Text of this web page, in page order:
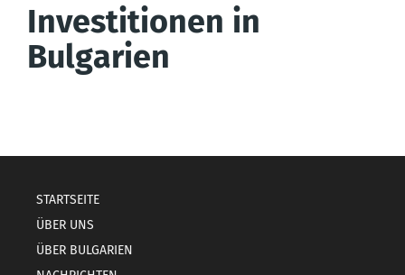
Investitionen in
Bulgarien
STARTSEITE
ÜBER UNS
ÜBER BULGARIEN